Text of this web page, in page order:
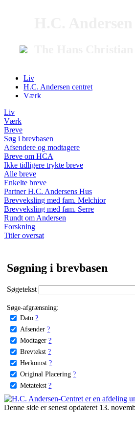
Liv
H.C. Andersen centret
Værk
Liv
Værk
Breve
Søg i brevbasen
Afsendere og modtagere
Breve om HCA
Ikke tidligere trykte breve
Alle breve
Enkelte breve
Partner H.C. Andersens Hus
Brevveksling med fam. Melchior
Brevveksling med fam. Serre
Rundt om Andersen
Forskning
Titler oversat
Søgning i brevbasen
Søgetekst
Søge-afgrænsning:
Dato ?
Afsender ?
Modtager ?
Brevtekst ?
Herkomst ?
Original Placering ?
Metatekst ?
Denne side er senest opdateret 13.